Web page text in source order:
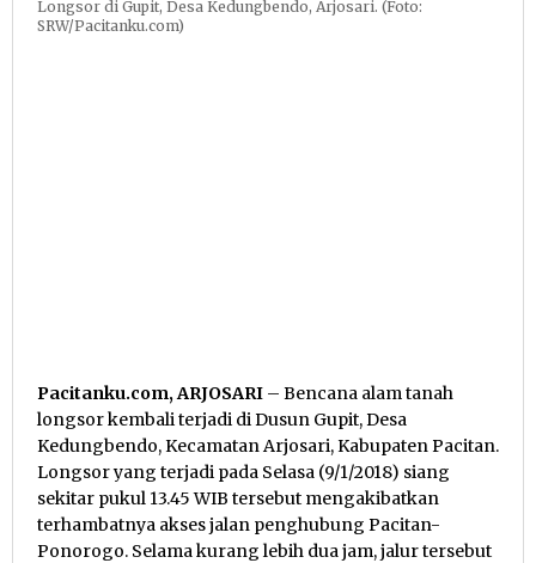
Longsor di Gupit, Desa Kedungbendo, Arjosari. (Foto:
SRW/Pacitanku.com)
Pacitanku.com, ARJOSARI – Bencana alam tanah
longsor kembali terjadi di Dusun Gupit, Desa
Kedungbendo, Kecamatan Arjosari, Kabupaten Pacitan.
Longsor yang terjadi pada Selasa (9/1/2018) siang
sekitar pukul 13.45 WIB tersebut mengakibatkan
terhambatnya akses jalan penghubung Pacitan-
Ponorogo. Selama kurang lebih dua jam, jalur tersebut